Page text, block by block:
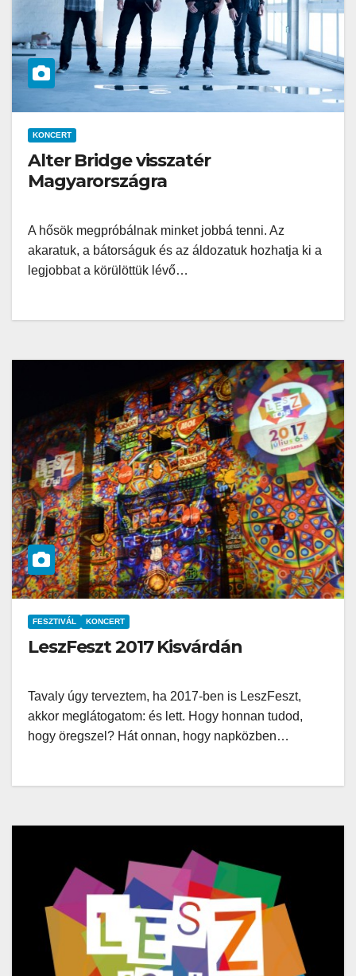
KONCERT
Alter Bridge visszatér
Magyarországra
A hősök megpróbálnak minket jobbá tenni. Az
akaratuk, a bátorságuk és az áldozatuk hozhatja ki a
legjobbat a körülöttük lévő…
FESZTIVÁL KONCERT
LeszFeszt 2017 Kisvárdán
Tavaly úgy terveztem, ha 2017-ben is LeszFeszt,
akkor meglátogatom: és lett. Hogy honnan tudod,
hogy öregszel? Hát onnan, hogy napközben…